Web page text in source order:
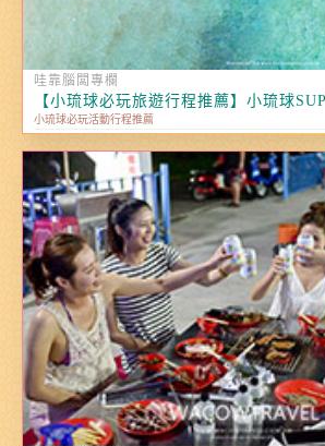
哇靠腦闆專欄
【小琉球必玩旅遊行程推薦】小琉球
小琉球必玩活動行程推薦